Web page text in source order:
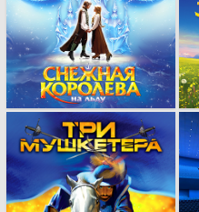
Мы умеем найти
нужный подход к
рекламе.
Проведение
оригинальных
рекламных